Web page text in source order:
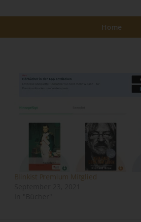
Home
Blinkist Premium Mitglied
i) Empfänger
Empfänger ist eine natürliche oder
bestimmten Untersuchungsauftrags
Recht der Mitgliedstaaten
Dritter ist eine natürliche oder juristische
oder andere Stelle außer der betroffenen
Verantwortlichen, dem
unter der unmittelbaren Verantwortung
Auftragsverarbeiters befugt sind, die